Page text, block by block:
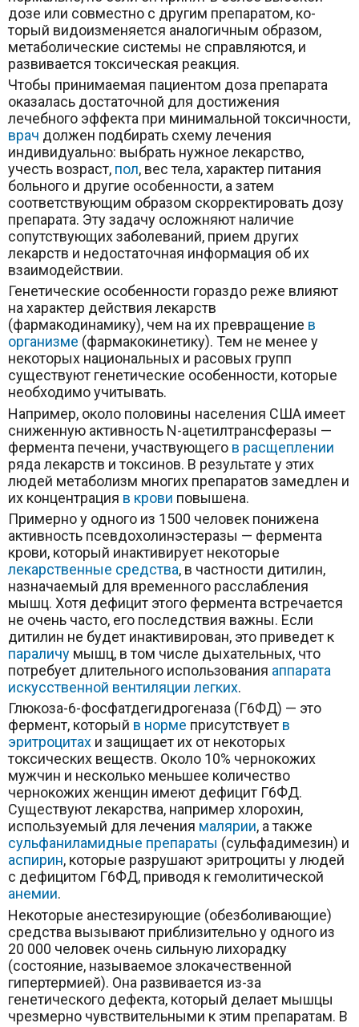
дозе или совместно с другим препаратом, ко­
торый видоизменяется аналогичным образом,
метаболиче­ские системы не справляются, и
развивается токсическая ­реакция.
Чтобы принимаемая пациентом доза препарата
оказалась достаточной для достижения
лечебного эффекта при минимальной токсичности,
врач должен подбирать схему лечения
индивидуально: выбрать нужное лекарство,
учесть возраст, пол, вес тела, характер питания
больного и другие особенности, а затем
соответствующим образом скорректировать дозу
препарата. Эту задачу осложняют наличие
сопутствующих заболеваний, прием других
лекарств и недостаточная информация об их
взаимодействии.
Генетические особенности гораздо реже влияют
на характер действия лекарств
(фармакодинамику), чем на их превращение в
организме (фармакокинетику). Тем не менее у
некоторых национальных и расовых групп
существуют генетические особенности, которые
необходимо учитывать.
Например, около половины населения США имеет
сниженную активность N-ацетилтрансферазы —
фермента печени, участвующего в расщеплении
ряда лекарств и токсинов. В результате у этих
людей метаболизм многих препаратов замедлен и
их концентрация в крови повышена.
Примерно у одного из 1500 человек понижена
активность псевдохолинэстеразы — фермента
крови, который инактивирует некоторые
лекарственные средства, в частности дитилин,
назначаемый для временного расслабления
мышц. Хотя дефицит этого фермента встречается
не очень часто, его последствия важны. Если
дитилин не будет инактивирован, это приведет к
параличу мышц, в том числе дыхательных, что
потребует длительного использования аппарата
искусственной вентиляции легких.
Глюкоза-6-фосфатдегидрогеназа (Г6ФД) — это
фермент, который в норме присутствует в
эритроцитах и защищает их от некоторых
токсических веществ. Около 10% чернокожих
мужчин и несколько меньшее количество
чернокожих женщин имеют дефицит Г6ФД.
Существуют лекарства, например хлорохин,
используемый для лечения малярии, а также
сульфаниламидные препараты (сульфадимезин) и
аспирин, которые разрушают эритроциты у людей
с дефицитом Г6ФД, приводя к гемолитической
анемии.
Некоторые анестезирующие (обезболивающие)
средства вызывают приблизительно у одного из
20 000 человек очень сильную лихорадку
(состояние, называемое злокачественной
гипертермией). Она развивается из-за
генетического дефекта, который делает мышцы
чрезмерно чувствительными к этим препаратам. В